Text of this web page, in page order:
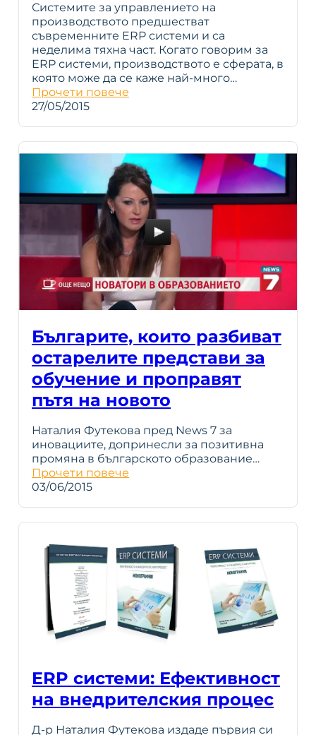
Системите за управлението на
производството предшестват
съвременните ERP системи и са
неделима тяхна част. Когато говорим за
ERP системи, производството е сферата, в
която може да се каже най-много…
Прочети повече
27/05/2015
Българите, които разбиват
остарелите представи за
обучение и проправят
пътя на новото
Наталия Футекова пред News 7 за
иновациите, допринесли за позитивна
промяна в българското образование…
Прочети повече
03/06/2015
ERP системи: Ефективност
на внедрителския процес
Д-р Наталия Футекова издаде първия си